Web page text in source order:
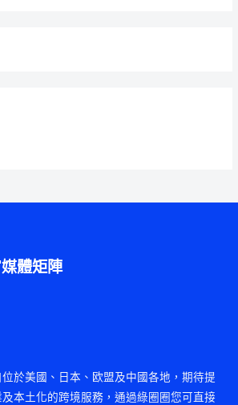
體矩陣
於美國、日本、欧盟及中國各地，期待提
本土化的跨境服務，通過綠圈圈您可直接